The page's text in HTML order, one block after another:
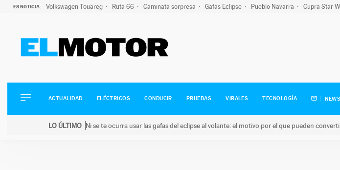
ES NOTICIA: Volkswagen Touareg Ruta 66 Caminata sorpresa Gafas Eclipse Pueblo Navarra Cupra Star
ELÉCTRICOS
CONDUCIR
ACTUALIDAD ELÉCTRICOS CONDUCIR PRUEBAS VIRALES TECNOLOGÍA
LO ÚLTIMO Ni se te ocurra usar las gafas del eclipse al volante: el motivo por el que pueden